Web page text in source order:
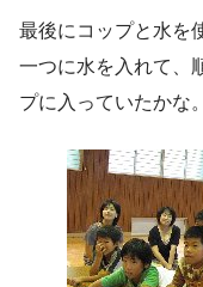
最後にコップと水を
一つに水を入れて、
プに入っていたかな。